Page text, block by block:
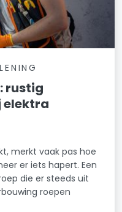
rustig
elektra
merkt vaak pas hoe
er iets hapert. Een
die er steeds uit
roepen